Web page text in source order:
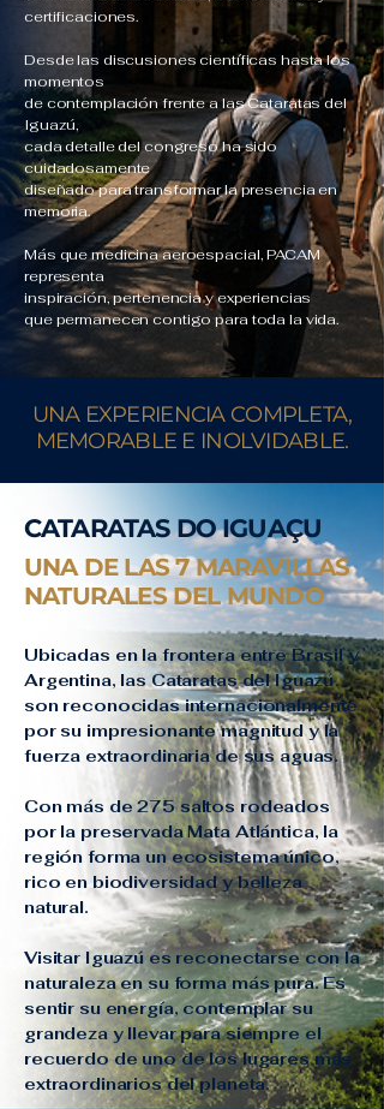
certificaciones.
Desde las discusiones científicas hasta los
momentos
de contemplación frente a las Cataratas del
Iguazú,
cada detalle del congreso ha sido
cuidadosamente
diseñado para transformar la presencia en
memoria.
Más que medicina aeroespacial, PACAM
representa
inspiración, pertenencia y experiencias
que permanecen contigo para toda la vida.
UNA EXPERIENCIA COMPLETA,
MEMORABLE E INOLVIDABLE.
CATARATAS DO IGUAÇU
UNA DE LAS 7 MARAVILLAS
NATURALES DEL MUNDO
Ubicadas en la frontera entre Brasil y
Argentina, las Cataratas del Iguazú
son reconocidas internacionalmente
por su impresionante magnitud y la
fuerza extraordinaria de sus aguas.
Con más de 275 saltos rodeados
por la preservada Mata Atlántica, la
región forma un ecosistema único,
rico en biodiversidad y belleza
natural.
Visitar Iguazú es reconectarse con la
naturaleza en su forma más pura. Es
sentir su energía, contemplar su
grandeza y llevar para siempre el
recuerdo de uno de los lugares más
extraordinarios del planeta.